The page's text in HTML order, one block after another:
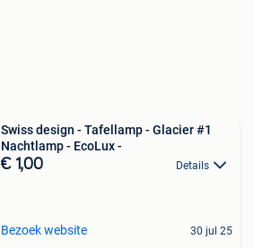
Swiss design - Tafellamp - Glacier #1
Nachtlamp - EcoLux -
€ 1,00 Details
Bezoek website 30 jul 25